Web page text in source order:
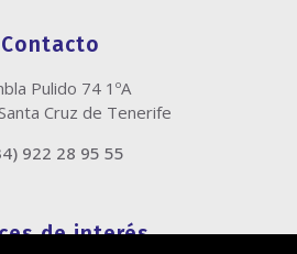
Contacto
Pulido 74 1ºA
Cruz de Tenerife
922 28 95 55
de interés